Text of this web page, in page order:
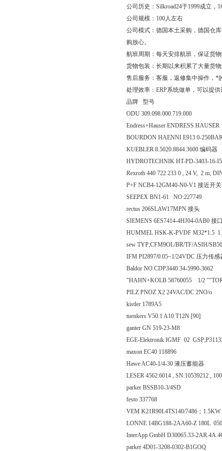
公司历史：Silkroad24于1999成立
公司规模：100人左右
公司模式：德国本土采购，德国仓
购放心。
航班周期：每天安排航班，保证货
货物包装：长期以来积累了大量货
售后服务：客服，返修集中操作，*
处理效率：ERP系统做单，可以提
品牌 型号
ODU 309.098.000.719.000
Endress+Hauser ENDRESS
BOURDON HAENNI E913 0-
KUEBLER 8.5020.8844.3600 编码器
HYDROTECHNIK HT-PD-3403-16-
Rexroth 440 722 233 0 , 24 V, 2 m,
P+F NCB4-12GM40-N0-V1 接近开关
SEEPEX BN1-61 NO:227749
rectus 206SLAW17MPN 接头
SIEMENS 6ES7414-4HJ04-0AB0 接
HUMMEL HSK-K-PVDF M32*1.5
sew TYP;CFM9OL/BR/TF/ASIH/
IFM PI2897/0.05~1/24VDC 压力传感
Baldor NO.CDP3440 34-5990-3662
"HAHN+KOLB 58760055 1/2
PILZ PNOZ X2 24VAC/DC 2NO/o
kistler 1789A5
tuenkers V50.1 A10 T12N [90]
ganter GN 519-23-M8
EGE-Elektronik IGMF 02
maxon EC40 118896
Hawe AC40-1/4-30 液压蓄能器
LESER 4562.6014 , SN:10539212 ,
parker BSSB10-3/4SD
festo 337768
VEM K21R90L4TS140/7486；
LONNE 14BG188-2AA60-Z 180L
InterApp GmbH D30065.33-
parker 4D01-3208-0302-B1GOQ